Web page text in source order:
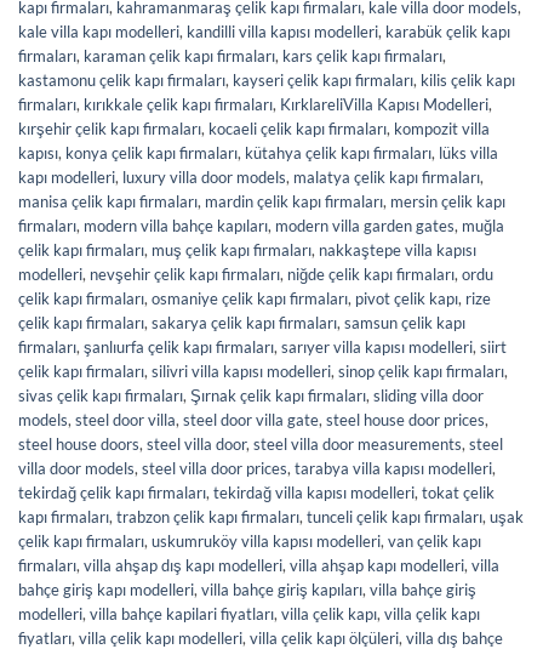
kapı firmaları, kahramanmaraş çelik kapı firmaları, kale villa door models,
kale villa kapı modelleri, kandilli villa kapısı modelleri, karabük çelik kapı
firmaları, karaman çelik kapı firmaları, kars çelik kapı firmaları,
kastamonu çelik kapı firmaları, kayseri çelik kapı firmaları, kilis çelik kapı
firmaları, kırıkkale çelik kapı firmaları, KırklareliVilla Kapısı Modelleri,
kırşehir çelik kapı firmaları, kocaeli çelik kapı firmaları, kompozit villa
kapısı, konya çelik kapı firmaları, kütahya çelik kapı firmaları, lüks villa
kapı modelleri, luxury villa door models, malatya çelik kapı firmaları,
manisa çelik kapı firmaları, mardin çelik kapı firmaları, mersin çelik kapı
firmaları, modern villa bahçe kapıları, modern villa garden gates, muğla
çelik kapı firmaları, muş çelik kapı firmaları, nakkaştepe villa kapısı
modelleri, nevşehir çelik kapı firmaları, niğde çelik kapı firmaları, ordu
çelik kapı firmaları, osmaniye çelik kapı firmaları, pivot çelik kapı, rize
çelik kapı firmaları, sakarya çelik kapı firmaları, samsun çelik kapı
firmaları, şanlıurfa çelik kapı firmaları, sarıyer villa kapısı modelleri, siirt
çelik kapı firmaları, silivri villa kapısı modelleri, sinop çelik kapı firmaları,
sivas çelik kapı firmaları, Şırnak çelik kapı firmaları, sliding villa door
models, steel door villa, steel door villa gate, steel house door prices,
steel house doors, steel villa door, steel villa door measurements, steel
villa door models, steel villa door prices, tarabya villa kapısı modelleri,
tekirdağ çelik kapı firmaları, tekirdağ villa kapısı modelleri, tokat çelik
kapı firmaları, trabzon çelik kapı firmaları, tunceli çelik kapı firmaları, uşak
çelik kapı firmaları, uskumruköy villa kapısı modelleri, van çelik kapı
firmaları, villa ahşap dış kapı modelleri, villa ahşap kapı modelleri, villa
bahçe giriş kapı modelleri, villa bahçe giriş kapıları, villa bahçe giriş
modelleri, villa bahçe kapilari fiyatları, villa çelik kapı, villa çelik kapı
fiyatları, villa çelik kapı modelleri, villa çelik kapı ölçüleri, villa dış bahçe